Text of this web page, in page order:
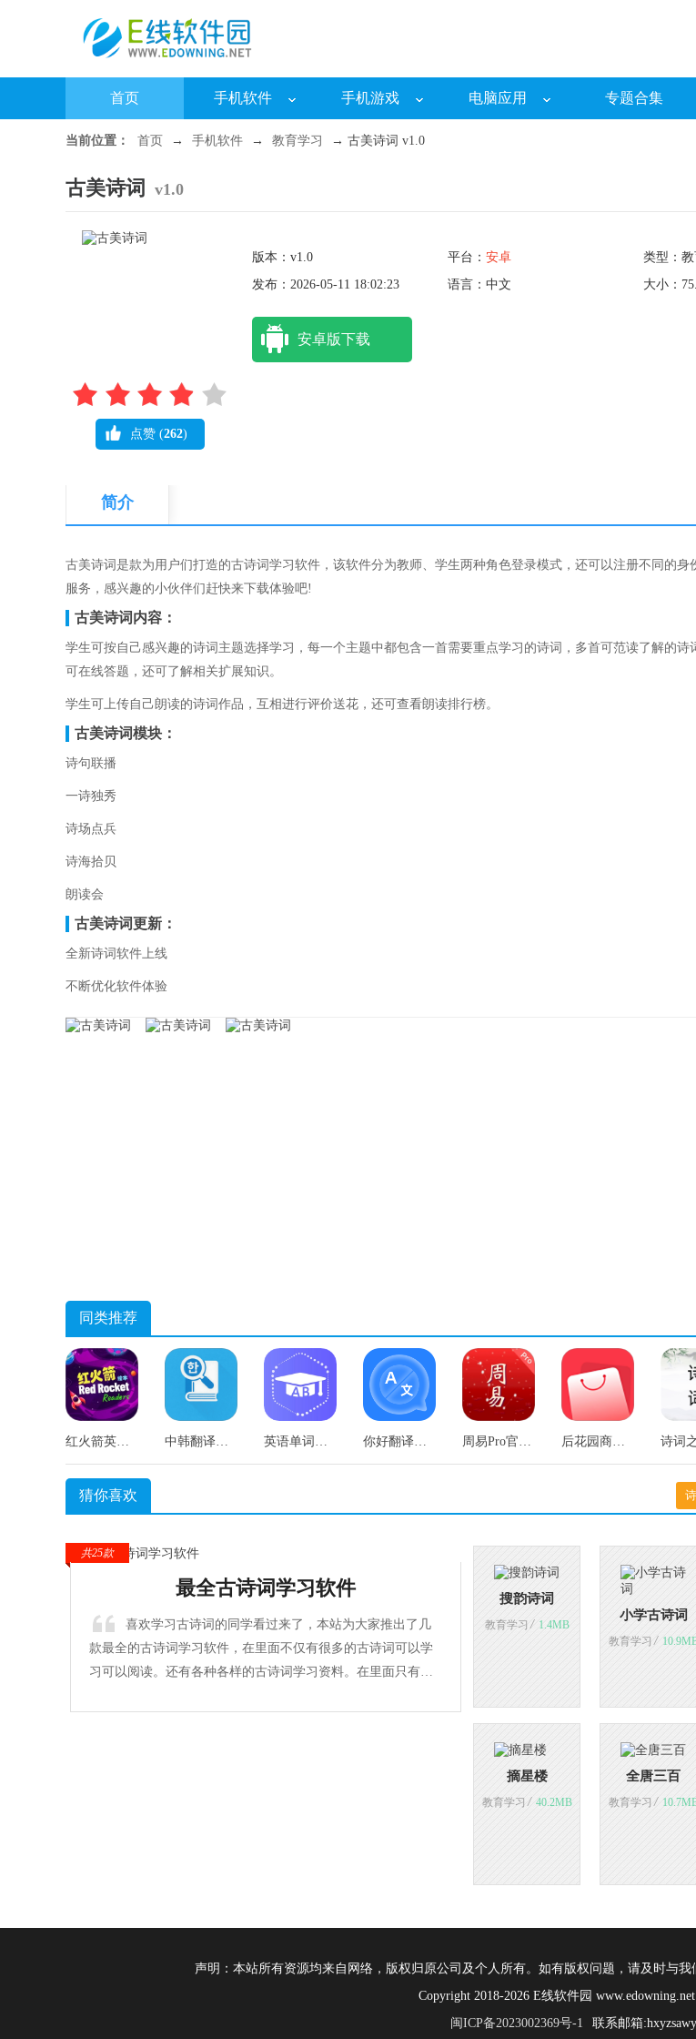
首页 手机软件 手机游戏 电脑应用 专题合集
当前位置： 首页 → 手机软件 → 教育学习 → 古美诗词 v1.0
古美诗词 v1.0
点赞 (262)
版本：v1.0 平台： 安卓
类型：教
发布：2026-05-11 18:02:23
语言：中文 大小：
安卓版下载
简介
古美诗词是款为用户们打造的古诗词学习软件，该软件分为教师、学生两种角色登录模式，还可以注册不同的身
服务，感兴趣的小伙伴们赶快来下载体验吧!
古美诗词内容：
学生可按自己感兴趣的诗词主题选择学习，每一个主题中都包含一首需要重点学习的诗词，多首可范读了解的诗
可在线答题，还可了解相关扩展知识。
学生可上传自己朗读的诗词作品，互相进行评价送花，还可查看朗读排行榜。
古美诗词模块：
诗句联播
一诗独秀
诗场点兵
诗海拾贝
朗读会
古美诗词更新：
全新诗词软件上线
不断优化软件体验
同类推荐
红火箭英语分级直装版 中韩翻译器手机正版 英语单词宝安卓直装版 你好翻译官专业版 周易Pro官方版 后花园商城免费原版
猜你喜欢
共25款
最全古诗词学习软件
喜欢学习古诗词的同学看过来了，本站为大家推出了几
款最全的古诗词学习软件，在里面不仅有很多的古诗词可以学
习可以阅读。还有各种各样的古诗词学习资料。在里面只有你
搜韵诗词
教育学习 / 1.4MB
小学古诗词
教育学习 /
摘星楼
教育学习 / 40.2MB
全唐三百
教育学习 /
声明：本站所有资源均来自网络，版权归原公司及个人所有。如有版权问题，请及时与
Copyright 2018-2026 E线软件园
闽ICP备2023002369号-1
联系邮箱